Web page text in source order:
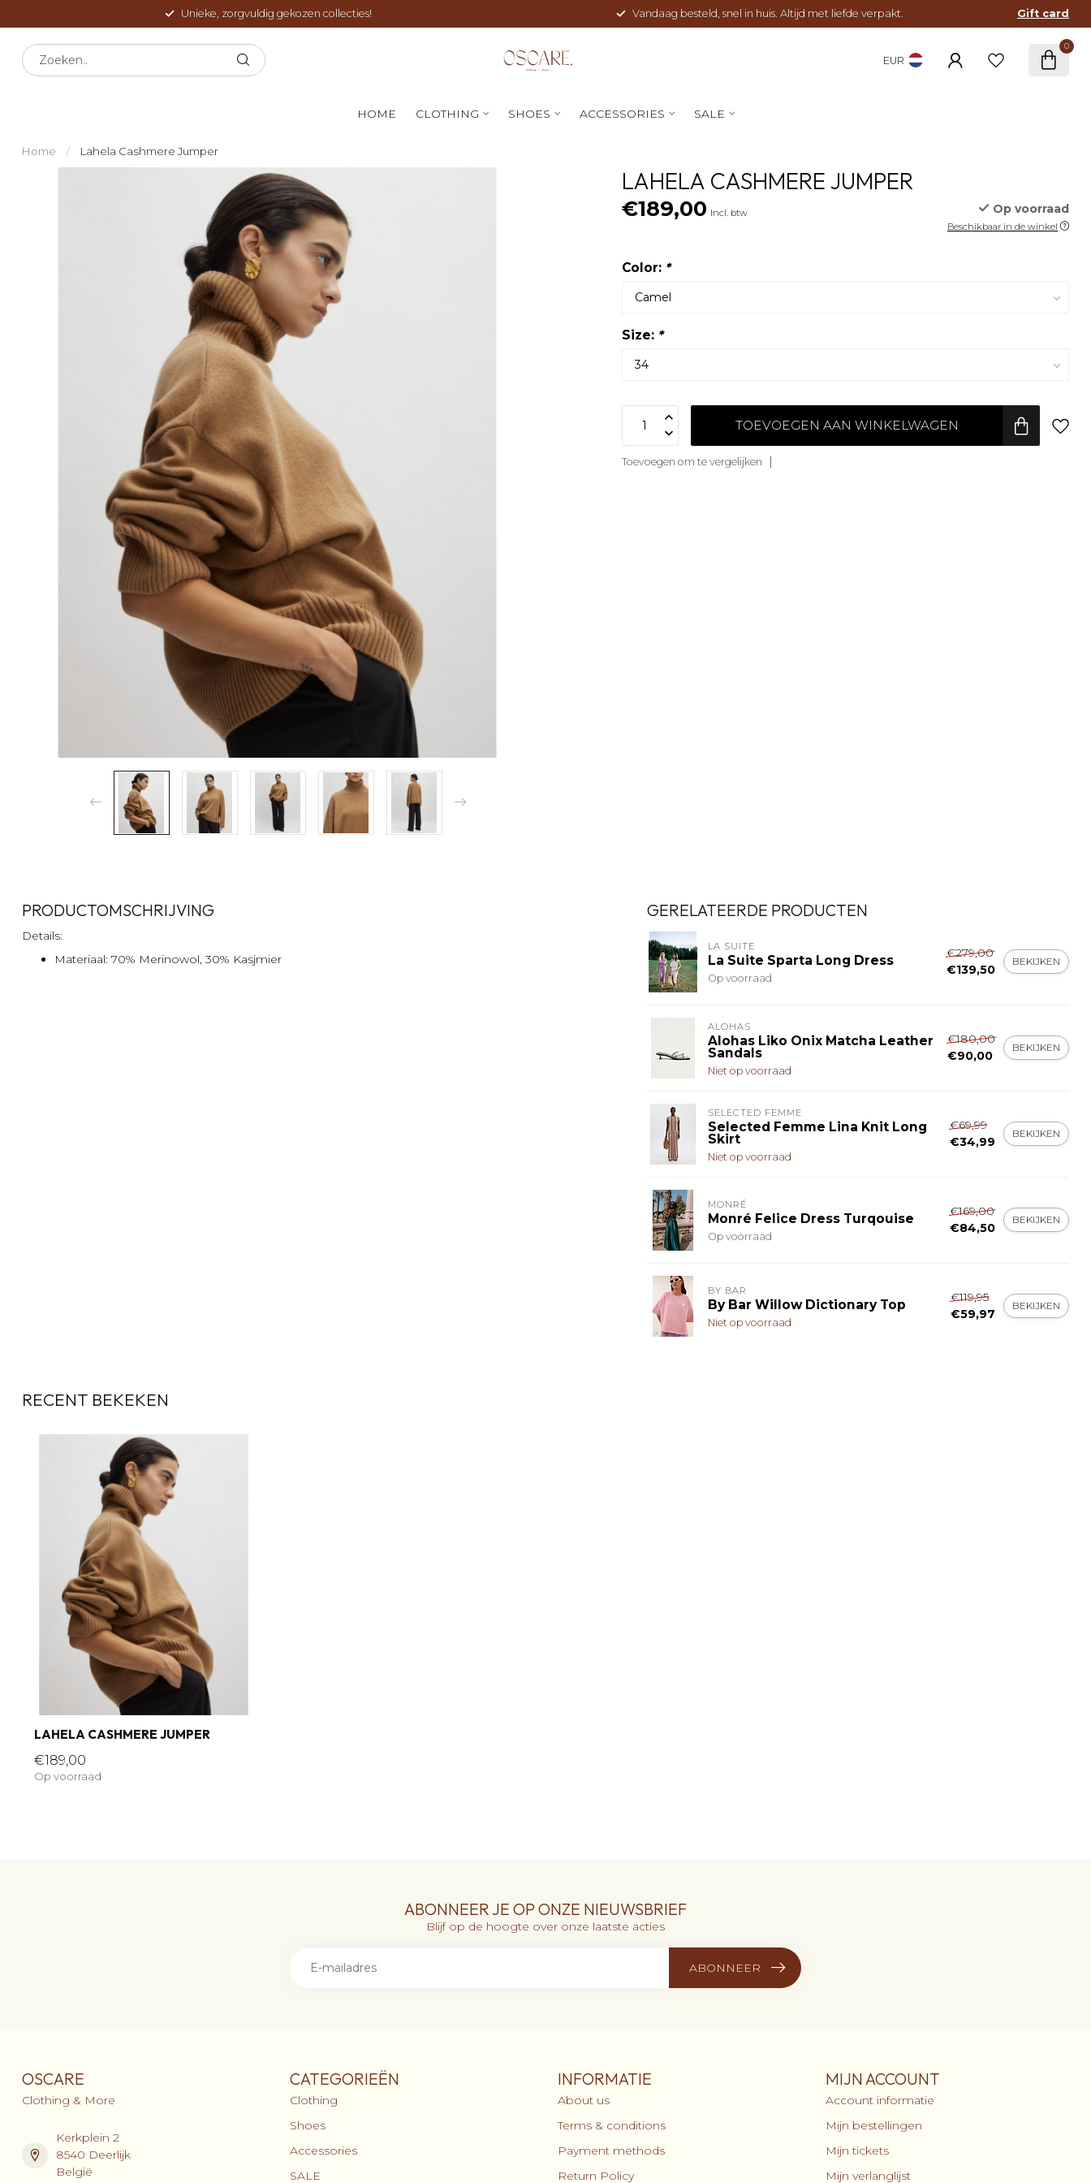
Unieke, zorgvuldig gekozen collecties! Vandaag besteld, snel in huis. Altijd met liefde verpakt. Gift card
EUR
0
HOME CLOTHING SHOES ACCESSORIES SALE
Home / Lahela Cashmere Jumper
LAHELA CASHMERE JUMPER
€189,00 Incl. btw Op voorraad
Beschikbaar in de winkel
Color: *
Size: *
TOEVOEGEN AAN WINKELWAGEN
Toevoegen om te vergelijken
PRODUCTOMSCHRIJVING
Details:
Materiaal: 70% Merinowol, 30% Kasjmier
GERELATEERDE PRODUCTEN
LA SUITE
La Suite Sparta Long Dress
Op voorraad
€279,00
€139,50
BEKIJKEN
ALOHAS
Alohas Liko Onix Matcha Leather
Sandals
Niet op voorraad
€180,00
€90,00
BEKIJKEN
SELECTED FEMME
Selected Femme Lina Knit Long
Skirt
Niet op voorraad
€69,99
€34,99
BEKIJKEN
MONRÉ
Monré Felice Dress Turqouise
Op voorraad
€169,00
€84,50
BEKIJKEN
BY BAR
By Bar Willow Dictionary Top
Niet op voorraad
€119,95
€59,97
BEKIJKEN
RECENT BEKEKEN
LAHELA CASHMERE JUMPER
€189,00
Op voorraad
ABONNEER JE OP ONZE NIEUWSBRIEF
Blijf op de hoogte over onze laatste acties
ABONNEER
OSCARE
Clothing & More
Kerkplein 2
8540 Deerlijk
België
CATEGORIEËN
Clothing
Shoes
Accessories
SALE
INFORMATIE
About us
Terms & conditions
Payment methods
Return Policy
MIJN ACCOUNT
Account informatie
Mijn bestellingen
Mijn tickets
Mijn verlanglijst